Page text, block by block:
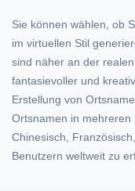
Sie können wählen, ob
im virtuellen Stil
sind näher an der
fantasievoller und
Erstellung von
Ortsnamen in mehreren
Chinesisch,
Benutzern weltweit zu